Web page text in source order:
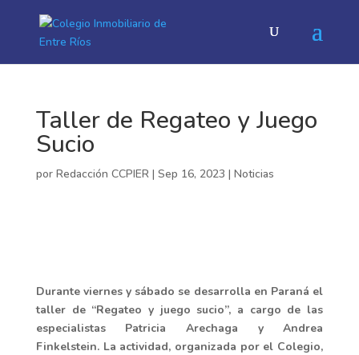
Taller de Regateo y Juego
Sucio
por Redacción CCPIER| Sep 16, 2023 | Noticias
Durante viernes y sábado se desarrolla en Paraná el
taller de “Regateo y juego sucio”, a cargo de las
especialistas Patricia Arechaga y Andrea
Finkelstein. La actividad, organizada por el Colegio,